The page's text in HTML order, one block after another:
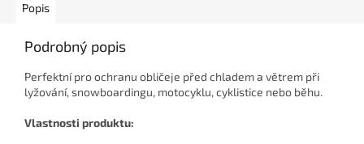
Popis
Podrobný popis
Perfektní pro ochranu obličeje před chladem a větrem při
lyžování, snowboardingu, motocyklu, cyklistice nebo běhu.
Vlastnosti produktu: